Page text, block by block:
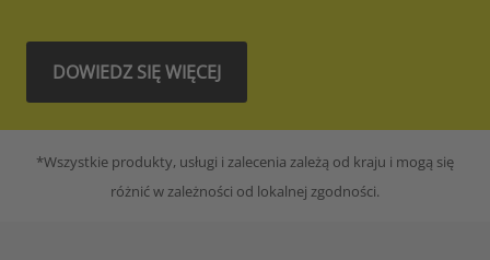
DOWIEDZ SIĘ WIĘCEJ
*Wszystkie produkty, usługi i zalecenia zależą od kraju i mogą się
różnić w zależności od lokalnej zgodności.